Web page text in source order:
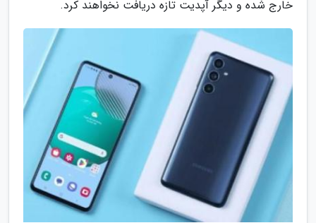
خارج شده و دیگر آپدیت تازه دریافت نخواهند کرد.